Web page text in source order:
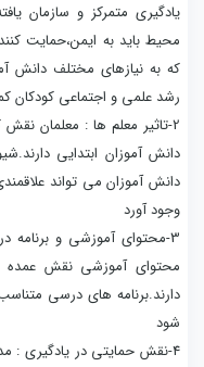
یادگیری متمرکز و سازمان
محیط باید به ایمن،حمایت
که به نیازهای مختلف دانش
رشد علمی و اجتماعی کودکان
2-تاثیر معلم ها : معلمان
دانش آموزان ابتدایی
دانش آموزان می تواند
وجود آورد
3-محتوای آموزشی و
محتوای آموزشی نقش
دارند.برنامه های درسی
شود
4-نقش حمایتی در یادگیری :